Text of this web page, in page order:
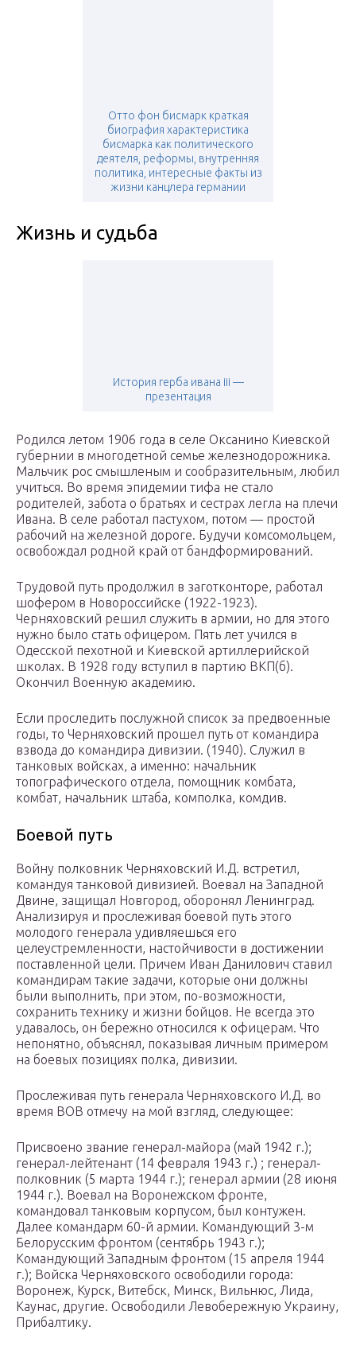
Отто фон бисмарк краткая
биография характеристика
бисмарка как политического
деятеля, реформы, внутренняя
политика, интересные факты из
жизни канцлера германии
Жизнь и судьба
История герба ивана iii —
презентация
Родился летом 1906 года в селе Оксанино Киевской
губернии в многодетной семье железнодорожника.
Мальчик рос смышленым и сообразительным, любил
учиться. Во время эпидемии тифа не стало
родителей, забота о братьях и сестрах легла на плечи
Ивана. В селе работал пастухом, потом — простой
рабочий на железной дороге. Будучи комсомольцем,
освобождал родной край от бандформирований.
Трудовой путь продолжил в заготконторе, работал
шофером в Новороссийске (1922-1923).
Черняховский решил служить в армии, но для этого
нужно было стать офицером. Пять лет учился в
Одесской пехотной и Киевской артиллерийской
школах. В 1928 году вступил в партию ВКП(б).
Окончил Военную академию.
Если проследить послужной список за предвоенные
годы, то Черняховский прошел путь от командира
взвода до командира дивизии. (1940). Служил в
танковых войсках, а именно: начальник
топографического отдела, помощник комбата,
комбат, начальник штаба, комполка, комдив.
Боевой путь
Войну полковник Черняховский И.Д. встретил,
командуя танковой дивизией. Воевал на Западной
Двине, защищал Новгород, оборонял Ленинград.
Анализируя и прослеживая боевой путь этого
молодого генерала удивляешься его
целеустремленности, настойчивости в достижении
поставленной цели. Причем Иван Данилович ставил
командирам такие задачи, которые они должны
были выполнить, при этом, по-возможности,
сохранить технику и жизни бойцов. Не всегда это
удавалось, он бережно относился к офицерам. Что
непонятно, объяснял, показывая личным примером
на боевых позициях полка, дивизии.
Прослеживая путь генерала Черняховского И.Д. во
время ВОВ отмечу на мой взгляд, следующее:
Присвоено звание генерал-майора (май 1942 г.);
генерал-лейтенант (14 февраля 1943 г.) ; генерал-
полковник (5 марта 1944 г.); генерал армии (28 июня
1944 г.). Воевал на Воронежском фронте,
командовал танковым корпусом, был контужен.
Далее командарм 60-й армии. Командующий 3-м
Белорусским фронтом (сентябрь 1943 г.);
Командующий Западным фронтом (15 апреля 1944
г.); Войска Черняховского освободили города:
Воронеж, Курск, Витебск, Минск, Вильнюс, Лида,
Каунас, другие. Освободили Левобережную Украину,
Прибалтику.